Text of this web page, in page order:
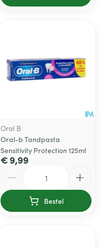
Oral B
Oral-b Tandpasta
Sensitivity Protection 125ml
€ 9,99
Bestel